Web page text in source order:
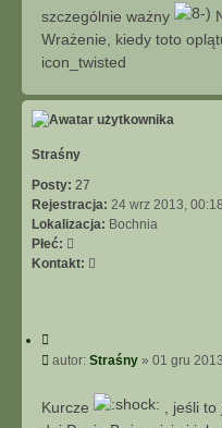
szczególnie ważny
Wrażenie, kiedy toto
icon_twisted
Straśny
Posty: 27
Rejestracja: 24 wrz 2013, 00:18
Lokalizacja: Bochnia
Płeć:
Kontakt:
a
t
y
j
P
s
t
autor: Straśny » 01 gru
Kurcze
, jeśli